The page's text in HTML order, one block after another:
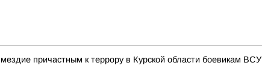
причастным к террору в Курской области боевикам ВСУ